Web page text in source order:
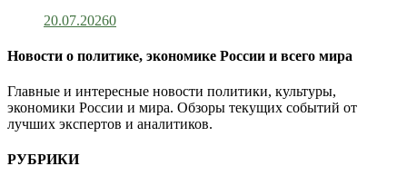
20.07.20260
Новости о политике, экономике России и всего мира
Главные и интересные новости политики, культуры,
экономики России и мира. Обзоры текущих событий от
лучших экспертов и аналитиков.
РУБРИКИ